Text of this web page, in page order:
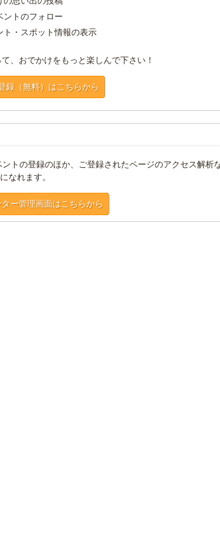
ントのフォロー
ト・スポット情報の表示
、おでかけをもっと楽しんで下さい！
録（無料）はこちらから
トの登録のほか、ご登録されたページのアクセス解析
なれます。
ー管理画面はこちらから